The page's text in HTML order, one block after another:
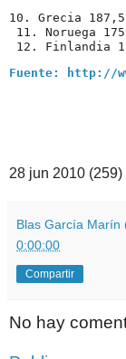
10. Grecia 187,5
11. Noruega 175
12. Finlandia
Fuente: http://
28 jun 2010 (259)
Blas García Marín
0:00:00
Compartir
No hay